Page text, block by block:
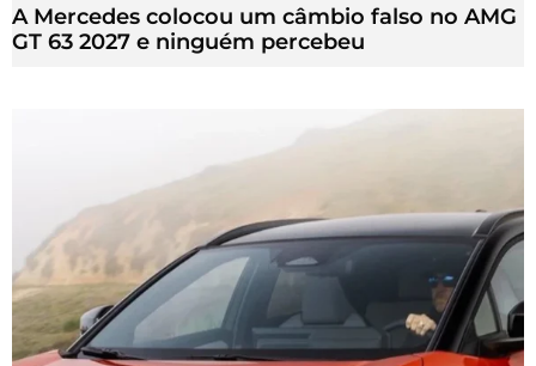
A Mercedes colocou um câmbio falso no AMG
GT 63 2027 e ninguém percebeu